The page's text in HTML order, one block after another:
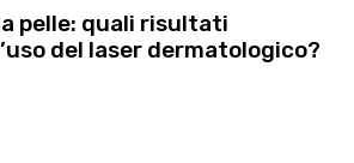
pelle: quali risultati
del laser dermatologico?